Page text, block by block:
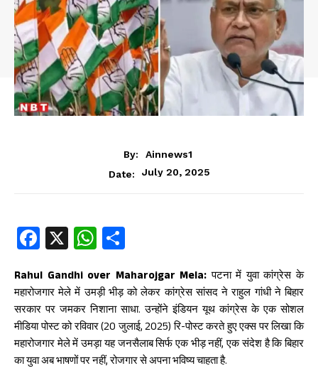
By:
Ainnews1
Date:
July 20, 2025
Fa
ce
b
oo
k
X W
ha
ts
A
p
p
ha
re
Rahul Gandhi over Maharojgar Mela: पटना में युवा कांग्रेस के
महारोजगार मेले में उमड़ी भीड़ को लेकर कांग्रेस सांसद ने राहुल गांधी ने बिहार
सरकार पर जमकर निशाना साधा. उन्होंने इंडियन यूथ कांग्रेस के एक सोशल
मीडिया पोस्ट को रविवार (20 जुलाई, 2025) रि-पोस्ट करते हुए एक्स पर लिखा कि
महारोजगार मेले में उमड़ा यह जनसैलाब सिर्फ एक भीड़ नहीं, एक संदेश है कि बिहार
का युवा अब भाषणों पर नहीं, रोजगार से अपना भविष्य चाहता है.